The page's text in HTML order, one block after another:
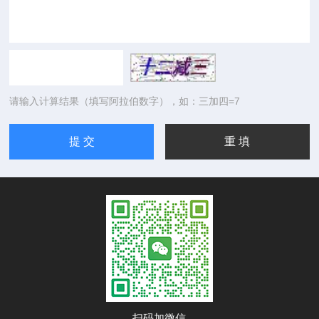
请输入计算结果（填写阿拉伯数字），如：三加四=7